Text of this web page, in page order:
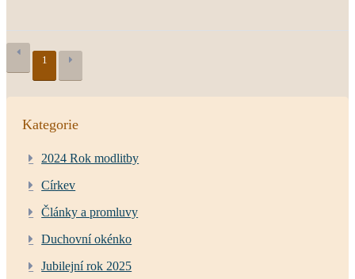
1
Kategorie
2024 Rok modlitby
Církev
Články a promluvy
Duchovní okénko
Jubilejní rok 2025